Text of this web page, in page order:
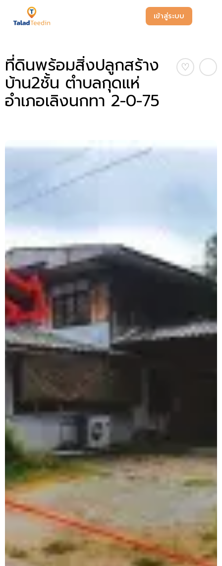
เข้าสู่ระบบ
ที่ดินพร้อมสิ่งปลูกสร้าง
บ้าน2ชั้น ตำบลกุดแห่
อำเภอเลิงนกทา 2-0-75
♡